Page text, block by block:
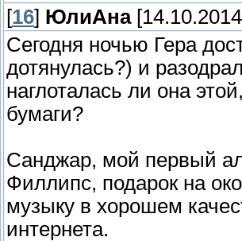
[16] ЮлиАна
Сегодня ночью Гера
дотянулась?) и
наглоталась ли она
бумаги?
Санджар, мой первый
Филлипс, подарок на
музыку в хорошем
интернета.